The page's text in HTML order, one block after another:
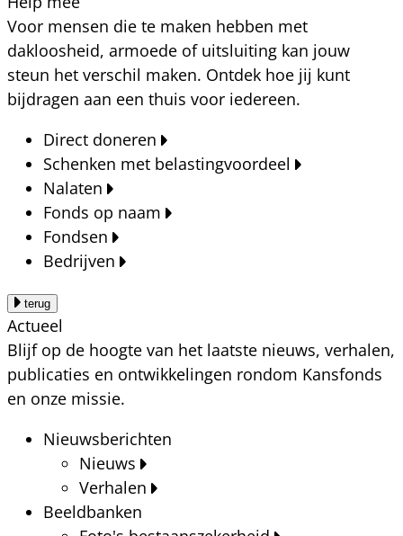
Voor mensen die te maken hebben met
dakloosheid, armoede of uitsluiting kan jouw
steun het verschil maken. Ontdek hoe jij kunt
bijdragen aan een thuis voor iedereen.
Direct doneren
Schenken met belastingvoordeel
Nalaten
Fonds op naam
Fondsen
Bedrijven
terug
Actueel
Blijf op de hoogte van het laatste nieuws, verhalen,
publicaties en ontwikkelingen rondom Kansfonds
en onze missie.
Nieuwsberichten
Nieuws
Verhalen
Beeldbanken